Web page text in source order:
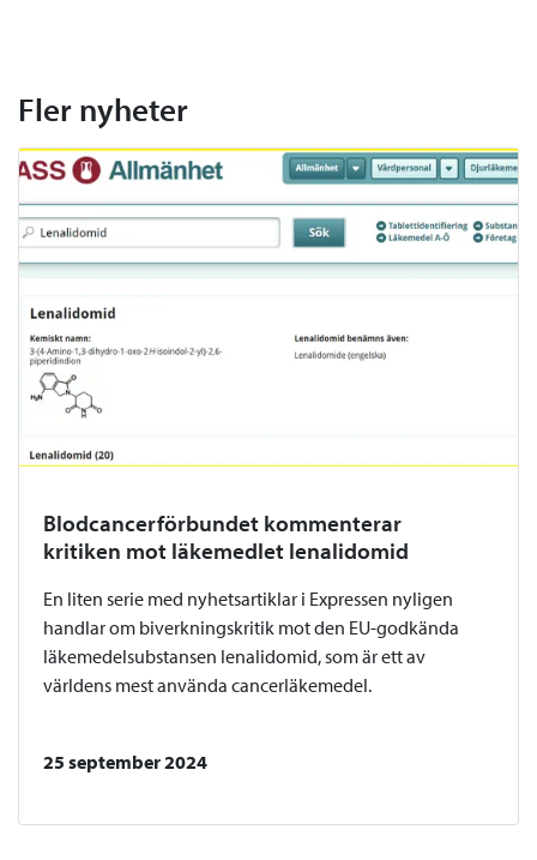
Fler nyheter
Blodcancerförbundet kommenterar
kritiken mot läkemedlet lenalidomid
En liten serie med nyhetsartiklar i Expressen nyligen
handlar om biverkningskritik mot den EU-godkända
läkemedelsubstansen lenalidomid, som är ett av
världens mest använda cancerläkemedel.
25 september 2024